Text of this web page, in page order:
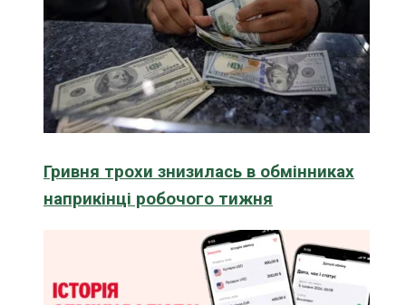
Гривня трохи знизилась в обмінниках
наприкінці робочого тижня